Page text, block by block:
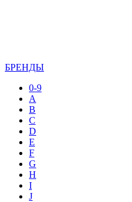
БРЕНДЫ
0-9
A
B
C
D
E
F
G
H
I
J